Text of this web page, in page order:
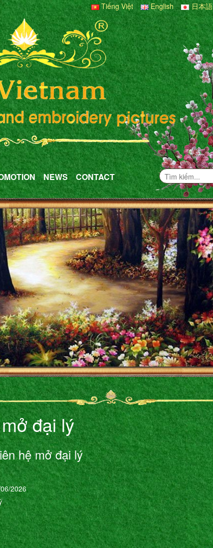
Tiếng Việt English 日本語
NEWS CONTACT
đại lý
hệ mở đại lý
2026